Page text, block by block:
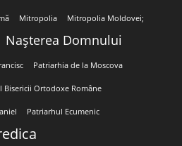
Mitropolia Mitropolia Moldovei;
Nașterea Domnului
Patriarhia de la Moscova
Bisericii Ortodoxe Române
Patriarhul Ecumenic